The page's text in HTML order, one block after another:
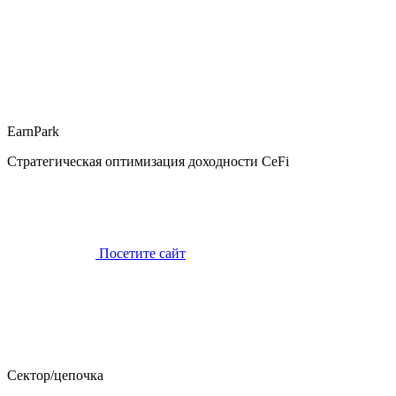
EarnPark
Стратегическая оптимизация доходности CeFi
Посетите сайт
Сектор/цепочка